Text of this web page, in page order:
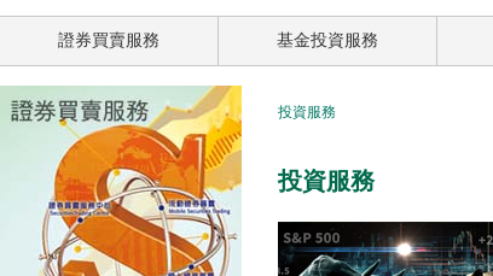
證券買賣服務 基金投資服務
投資服務
投資服務